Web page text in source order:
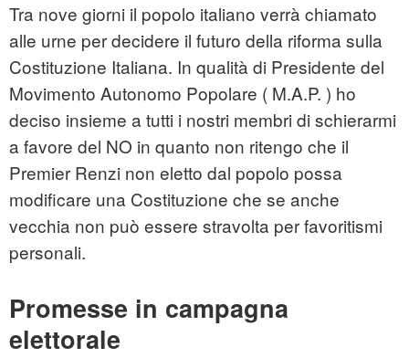
Tra nove giorni il popolo italiano verrà chiamato
alle urne per decidere il futuro della riforma sulla
Costituzione Italiana. In qualità di Presidente del
Movimento Autonomo Popolare ( M.A.P. ) ho
deciso insieme a tutti i nostri membri di schierarmi
a favore del NO in quanto non ritengo che il
Premier Renzi non eletto dal popolo possa
modificare una Costituzione che se anche
vecchia non può essere stravolta per favoritismi
personali.
Promesse in campagna
elettorale